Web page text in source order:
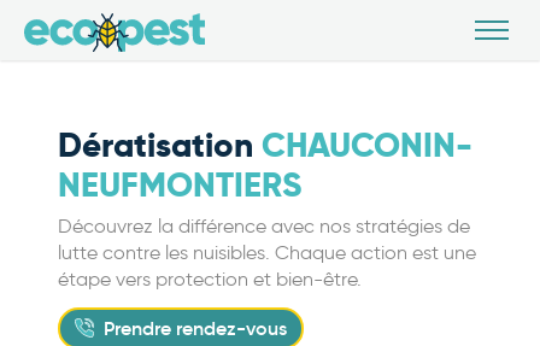
Dératisation CHAUCONIN-
NEUFMONTIERS
Découvrez la différence avec nos stratégies de
lutte contre les nuisibles. Chaque action est une
étape vers protection et bien-être.
Prendre rendez-vous